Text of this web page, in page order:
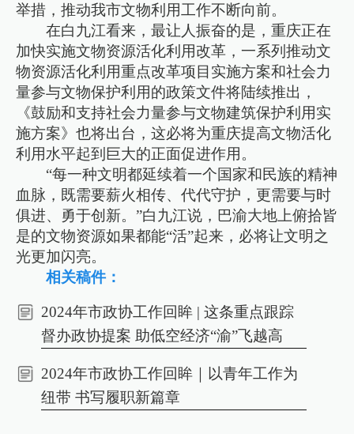
举措，推动我市文物利用工作不断向前。
在白九江看来，最让人振奋的是，重庆正在
加快实施文物资源活化利用改革，一系列推动文
物资源活化利用重点改革项目实施方案和社会力
量参与文物保护利用的政策文件将陆续推出，
《鼓励和支持社会力量参与文物建筑保护利用实
施方案》也将出台，这必将为重庆提高文物活化
利用水平起到巨大的正面促进作用。
“每一种文明都延续着一个国家和民族的精神
血脉，既需要薪火相传、代代守护，更需要与时
俱进、勇于创新。”白九江说，巴渝大地上俯拾皆
是的文物资源如果都能“活”起来，必将让文明之
光更加闪亮。
相关稿件：
2024年市政协工作回眸 | 这条重点跟踪
督办政协提案 助低空经济“渝”飞越高
2024年市政协工作回眸｜以青年工作为
纽带 书写履职新篇章